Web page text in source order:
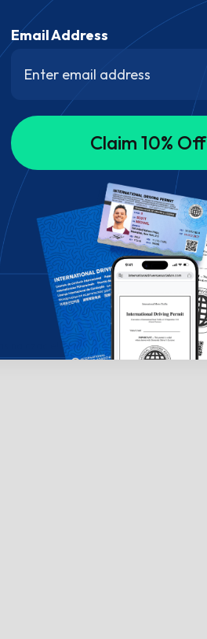
na czacie!
Email Address
Claim 10% Off